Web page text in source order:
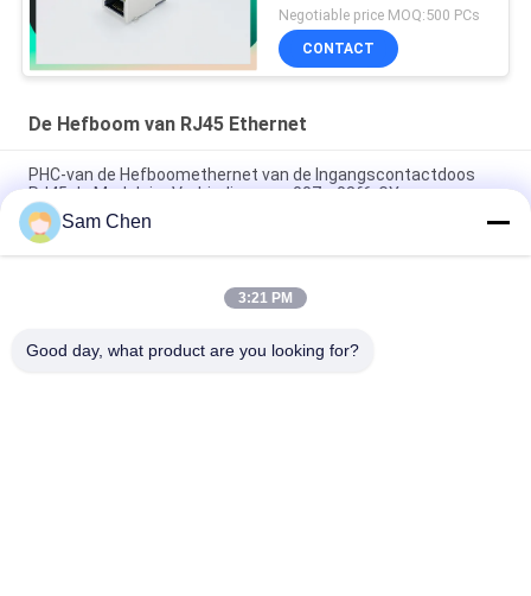
Negotiable price MOQ:500 PCs
CONTACT
De Hefboom van RJ45 Ethernet
PHC-van de Hefboomethernet van de Ingangscontactdoos
RJ45 de Modulaire Verbinding rms-007c-08f6-GY
Magnetische RJ45 Ethernet Jack RMA-392G-160F13-22 2 x 8
Haven PBT
RJ45-de Enige Haven van de Netwerkhaven 8P8C Netwerk van
Sam Chen
3:21 PM
Good day, what product are you looking for?